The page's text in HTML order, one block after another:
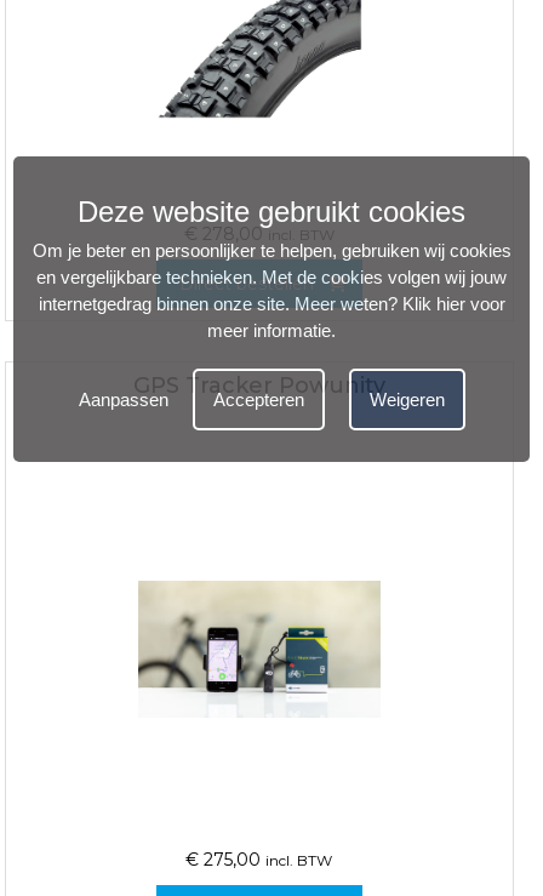
€ 278,00 incl. BTW
Direct bestellen
GPS Tracker Powunity
€ 275,00 incl. BTW
Deze website gebruikt cookies
Om je beter en persoonlijker te helpen, gebruiken wij cookies
en vergelijkbare technieken. Met de cookies volgen wij jouw
internetgedrag binnen onze site. Meer weten? Klik hier voor
meer informatie.
Aanpassen Accepteren Weigeren